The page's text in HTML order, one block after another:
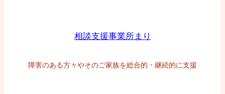
相談支援事業所まり
障害のある方々やそのご家族を総合的・継続的に支援